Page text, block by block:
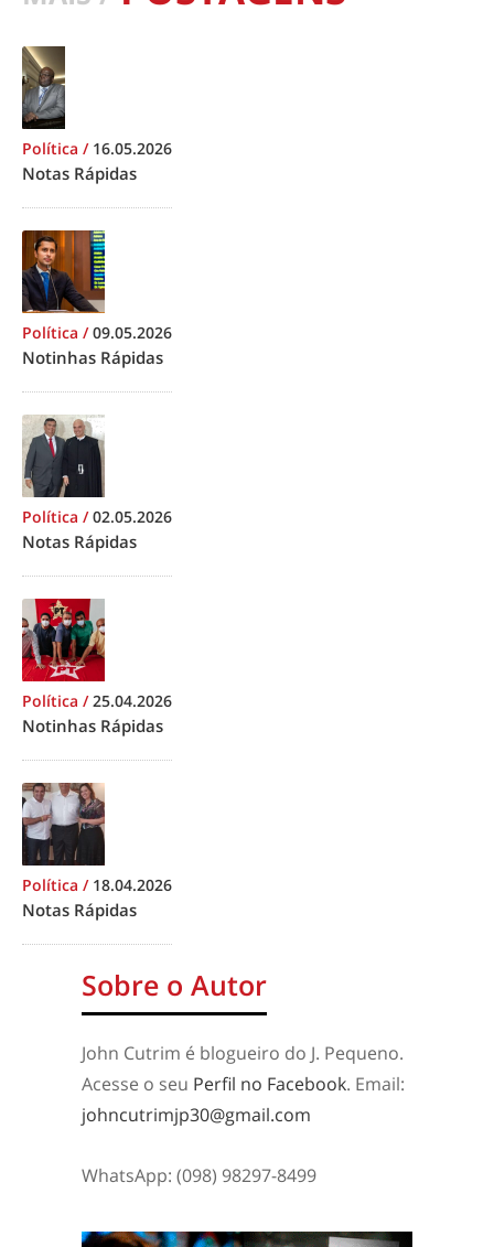
Política / 16.05.2026
Notas Rápidas
Política /09.05.2026
Notinhas Rápidas
Política /02.05.2026
Notas Rápidas
Política /25.04.2026
Notinhas Rápidas
Política / 18.04.2026
Notas Rápidas
Sobre o Autor
John Cutrim é blogueiro do J. Pequeno.
Acesse o seu Perfil no Facebook. Email:
johncutrimjp30@gmail.com
WhatsApp: (098) 98297-8499